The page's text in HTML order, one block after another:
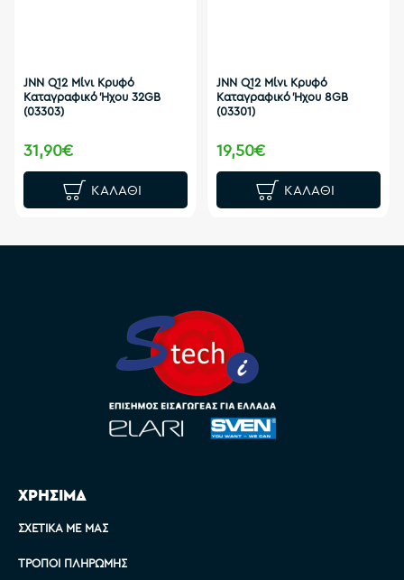
JNN Q12 Μίνι Κρυφό
Καταγραφικό Ήχου 32GB
(03303)
31,90€
ΚΑΛΆΘΙ
JNN Q12 Μίνι Κρυφό
Καταγραφικό Ήχου 8GB
(03301)
19,50€
ΚΑΛΆΘΙ
ΧΡΗΣΙΜΑ
ΣΧΕΤΙΚΆ ΜΕ ΜΑΣ
ΤΡΌΠΟΙ ΠΛΗΡΩΜΉΣ